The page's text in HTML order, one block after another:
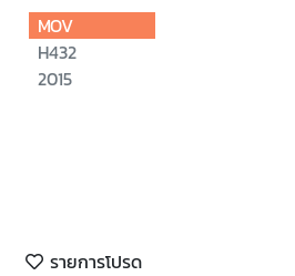
MOV
H432
2015
รายการโปรด